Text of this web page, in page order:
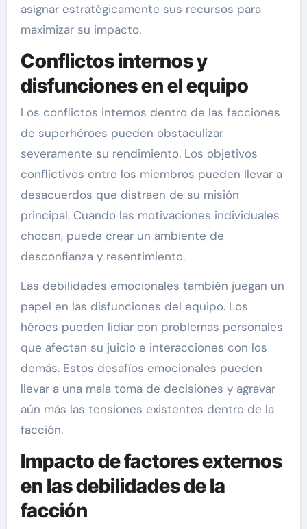
asignar estratégicamente sus recursos para
maximizar su impacto.
Conflictos internos y
disfunciones en el equipo
Los conflictos internos dentro de las facciones
de superhéroes pueden obstaculizar
severamente su rendimiento. Los objetivos
conflictivos entre los miembros pueden llevar a
desacuerdos que distraen de su misión
principal. Cuando las motivaciones individuales
chocan, puede crear un ambiente de
desconfianza y resentimiento.
Las debilidades emocionales también juegan un
papel en las disfunciones del equipo. Los
héroes pueden lidiar con problemas personales
que afectan su juicio e interacciones con los
demás. Estos desafíos emocionales pueden
llevar a una mala toma de decisiones y agravar
aún más las tensiones existentes dentro de la
facción.
Impacto de factores externos
en las debilidades de la
facción